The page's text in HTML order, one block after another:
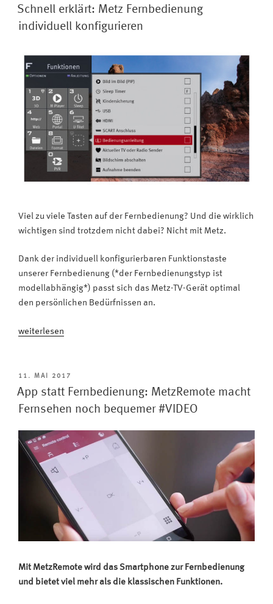
Sendung
kurz
und
dann
einfach
weiterschauen
#Video“
AM
Schnell erklärt: Metz Fernbedienung
individuell konfigurieren
Viel zu viele Tasten auf der Fernbedienung? Und die wirklich
wichtigen sind trotzdem nicht dabei? Nicht mit Metz.
Dank der individuell konfigurierbaren Funktionstaste
unserer Fernbedienung (*der Fernbedienungstyp ist
modellabhängig*) passt sich das Metz-TV-Gerät optimal
den persönlichen Bedürfnissen an.
„Schnell
Fernbedienung
individuell
konfigurieren“
weiterlesen
VERÖFFENTLICHT
AM
11. MAI 2017
App statt Fernbedienung: MetzRemote macht
Fernsehen noch bequemer #VIDEO
Mit MetzRemote wird das Smartphone zur Fernbedienung
und bietet viel mehr als die klassischen Funktionen.